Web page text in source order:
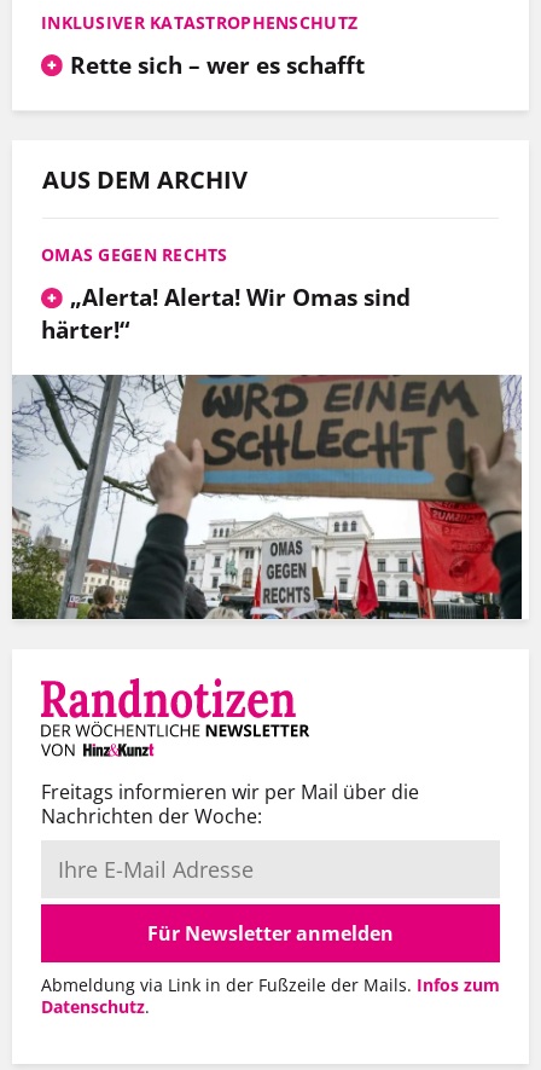
INKLUSIVER KATASTROPHENSCHUTZ
Rette sich – wer es schafft
AUS DEM ARCHIV
OMAS GEGEN RECHTS
„Alerta! Alerta! Wir Omas sind
härter!“
Freitags informieren wir per Mail über die
Nachrichten der Woche:
Für Newsletter anmelden
Abmeldung via Link in der Fußzeile der Mails. Infos zum
Datenschutz.